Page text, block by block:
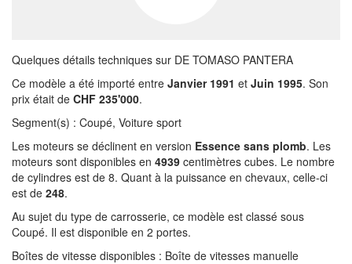
Quelques détails techniques sur DE TOMASO PANTERA
Ce modèle a été importé entre Janvier 1991 et Juin 1995. Son
prix était de CHF 235'000.
Segment(s) : Coupé, Voiture sport
Les moteurs se déclinent en version Essence sans plomb. Les
moteurs sont disponibles en 4939 centimètres cubes. Le nombre
de cylindres est de 8. Quant à la puissance en chevaux, celle-ci
est de 248.
Au sujet du type de carrosserie, ce modèle est classé sous
Coupé. Il est disponible en 2 portes.
Boîtes de vitesse disponibles : Boîte de vitesses manuelle